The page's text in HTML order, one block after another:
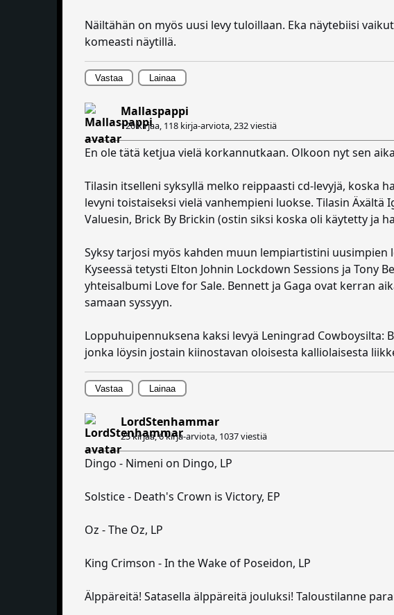
Näiltähän on myös uusi levy tuloillaan. Eka näytebiisi
komeasti näytillä.
Vastaa Lainaa
Mallaspappi
120 kirjaa, 118 kirja-arviota, 232 viestiä
En ole tätä ketjua vielä korkannutkaan. Olkoon nyt sen
Tilasin itselleni syksyllä melko reippaasti cd-levyjä, koska
levyni toistaiseksi vielä vanhempieni luokse. Tilasin
Valuesin, Brick By Brickin (ostin siksi koska oli käytetty ja
Syksy tarjosi myös kahden muun lempiartistini
Kyseessä tetysti Elton Johnin Lockdown Sessions ja Tony
yhteisalbumi Love for Sale. Bennett ja Gaga ovat kerran
samaan syssyyn.
Loppuhuipennuksena kaksi levyä Leningrad Cowboysilta:
jonka löysin jostain kiinostavan oloisesta kalliolaisesta
Vastaa Lainaa
LordStenhammar
25 kirjaa, 6 kirja-arviota, 1037 viestiä
Dingo - Nimeni on Dingo, LP
Solstice - Death's Crown is Victory, EP
Oz - The Oz, LP
King Crimson - In the Wake of Poseidon, LP
Älppäreitä! Satasella älppäreitä jouluksi! Taloustilanne